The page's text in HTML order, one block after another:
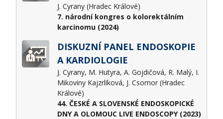
J. Cyrany (Hradec Králové)
7. národní kongres o kolorektálním
karcinomu (2024)
DISKUZNÍ PANEL ENDOSKOPIE
A KARDIOLOGIE
J. Cyrany, M. Hutyra, A. Gojdičová, R. Malý, I.
Mikoviny Kajzrlíková, J. Csomor (Hradec
Králové)
44. ČESKÉ A SLOVENSKÉ ENDOSKOPICKÉ
DNY A OLOMOUC LIVE ENDOSCOPY (2023)